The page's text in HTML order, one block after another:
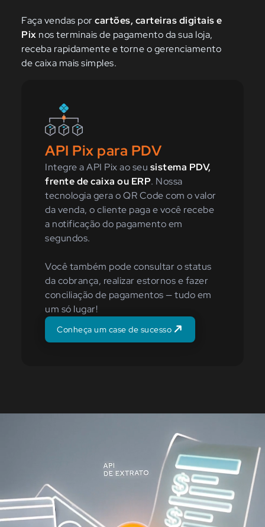
Faça vendas porcartões, carteiras digitais e
Pix nos terminais de pagamento da sua loja,
receba rapidamente e torne o gerenciamento
de caixa mais simples.
API Pix para PDV
Integre a API Pix ao seu sistema PDV,
frente de caixa ou ERP. Nossa
tecnologia gera o QR Code com o valor
da venda, o cliente paga e você recebe
a notificação do pagamento em
segundos.
Você também pode consultar o status
da cobrança, realizar estornos e fazer
conciliação de pagamentos — tudo em
um só lugar!
Conheça um case de sucesso